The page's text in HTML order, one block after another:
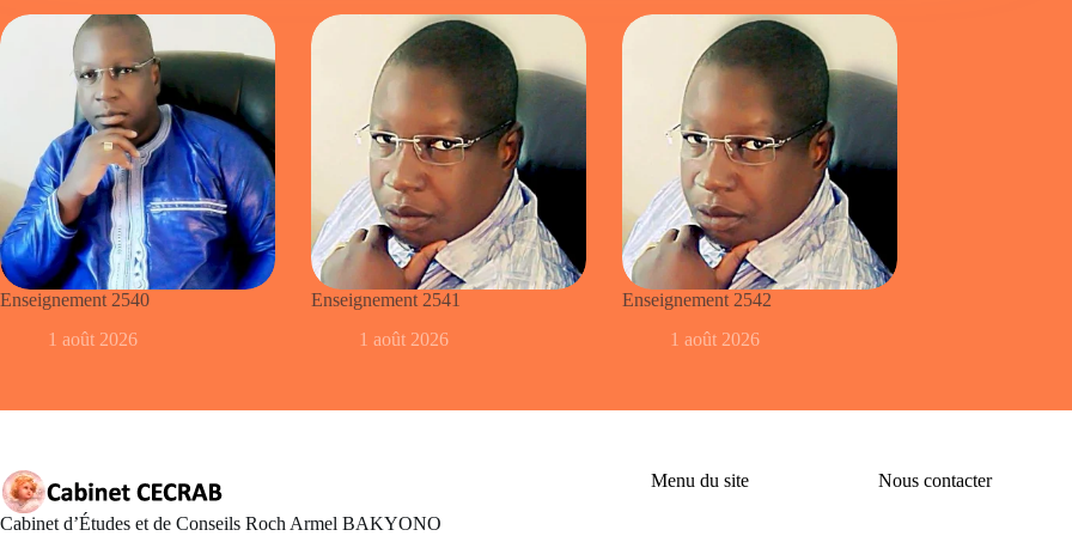
Enseignement 2540
1 août 2026
Enseignement 2541
1 août 2026
Enseignement 2542
1 août 2026
Cabinet d’Études et de Conseils Roch Armel BAKYONO
Menu du site Nous contacter